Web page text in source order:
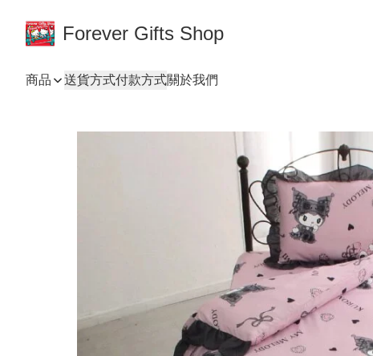
Forever Gifts Shop
商品 送貨方式付款方式關於我們